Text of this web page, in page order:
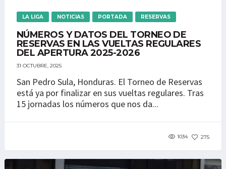
LA LIGA NOTICIAS PORTADA RESERVAS
NÚMEROS Y DATOS DEL TORNEO DE
RESERVAS EN LAS VUELTAS REGULARES
DEL APERTURA 2025-2026
31 OCTUBRE, 2025
San Pedro Sula, Honduras. El Torneo de Reservas
está ya por finalizar en sus vueltas regulares. Tras
15 jornadas los números que nos da...
1034 275